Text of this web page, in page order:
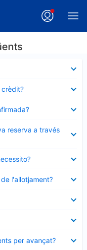
crèdit?
reserva a través
l'allotjament?
per avançat?